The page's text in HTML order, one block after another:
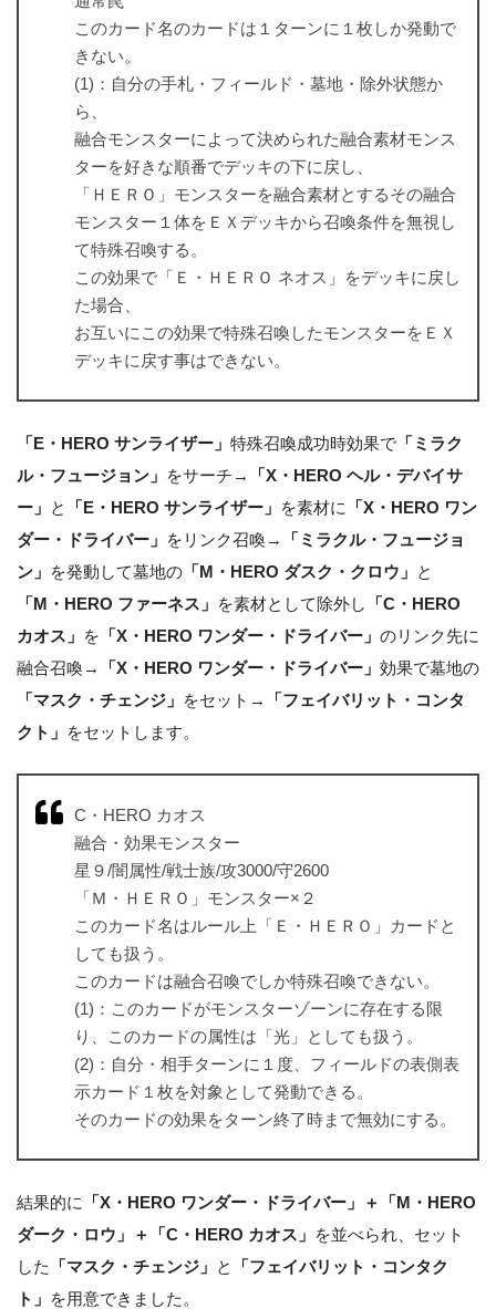
このカード名のカードは１ターンに１枚しか発動で
きない。
(1)：自分の手札・フィールド・墓地・除外状態か
ら、
融合モンスターによって決められた融合素材モンス
ターを好きな順番でデッキの下に戻し、
「ＨＥＲＯ」モンスターを融合素材とするその融合
モンスター１体をＥＸデッキから召喚条件を無視し
て特殊召喚する。
この効果で「Ｅ・ＨＥＲＯ ネオス」をデッキに戻し
た場合、
お互いにこの効果で特殊召喚したモンスターをＥＸ
デッキに戻す事はできない。
「E・HERO サンライザー」 特殊召喚成功時効果で 「ミラク
ル・フュージョン」 をサーチ→
「X・HERO ヘル・デバイサ
ー」 と 「E・HERO サンライザー」 を素材に
「X・HERO ワン
ダー・ドライバー」 をリンク召喚→
「ミラクル・フュージョ
ン」 を発動して墓地の 「M・HERO ダスク・クロウ」 と
「M・HERO ファーネス」 を素材として除外し
「C・HERO
カオス」 を 「X・HERO ワンダー・ドライバー」 のリンク先に
融合召喚→
「X・HERO ワンダー・ドライバー」 効果で墓地の
「マスク・チェンジ」 をセット→
「フェイバリット・コンタ
クト」 をセットします。
C・HERO カオス
融合・効果モンスター
星９/闇属性/戦士族/攻3000/守2600
「Ｍ・ＨＥＲＯ」モンスター×２
このカード名はルール上「Ｅ・ＨＥＲＯ」カードと
しても扱う。
このカードは融合召喚でしか特殊召喚できない。
(1)：このカードがモンスターゾーンに存在する限
り、このカードの属性は「光」としても扱う。
(2)：自分・相手ターンに１度、フィールドの表側表
示カード１枚を対象として発動できる。
そのカードの効果をターン終了時まで無効にする。
結果的に
「X・HERO ワンダー・ドライバー」＋「M・HERO
ダーク・ロウ」＋「C・HERO カオス」 を並べられ、セット
した
「マスク・チェンジ」 と
「フェイバリット・コンタク
ト」 を用意できました。